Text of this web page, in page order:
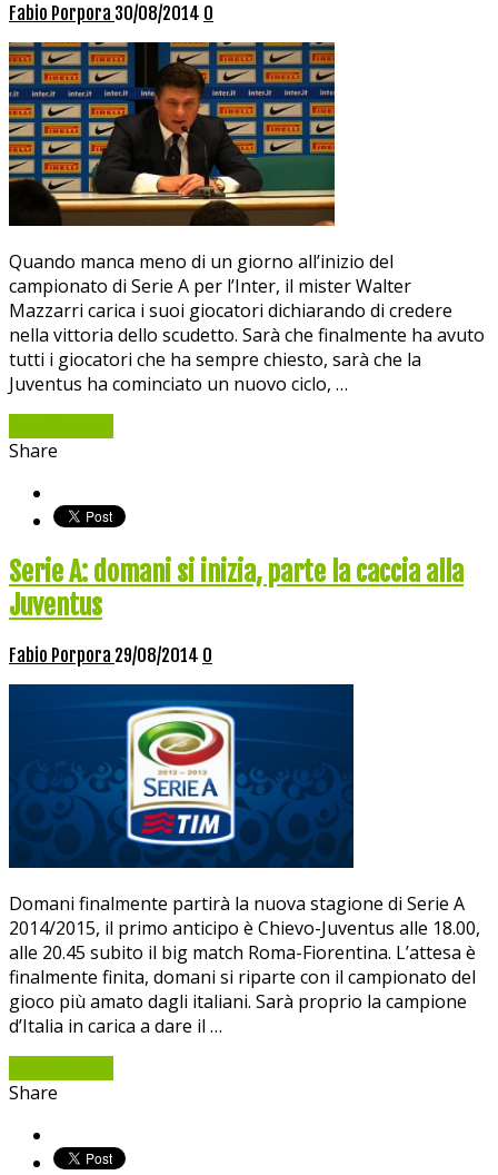
Fabio Porpora 30/08/2014 0
Quando manca meno di un giorno all’inizio del
campionato di Serie A per l’Inter, il mister Walter
Mazzarri carica i suoi giocatori dichiarando di credere
nella vittoria dello scudetto. Sarà che finalmente ha avuto
tutti i giocatori che ha sempre chiesto, sarà che la
Juventus ha cominciato un nuovo ciclo, …
Share
Serie A: domani si inizia, parte la caccia alla
Juventus
Fabio Porpora 29/08/2014 0
Domani finalmente partirà la nuova stagione di Serie A
2014/2015, il primo anticipo è Chievo-Juventus alle 18.00,
alle 20.45 subito il big match Roma-Fiorentina. L’attesa è
finalmente finita, domani si riparte con il campionato del
gioco più amato dagli italiani. Sarà proprio la campione
d’Italia in carica a dare il …
Share